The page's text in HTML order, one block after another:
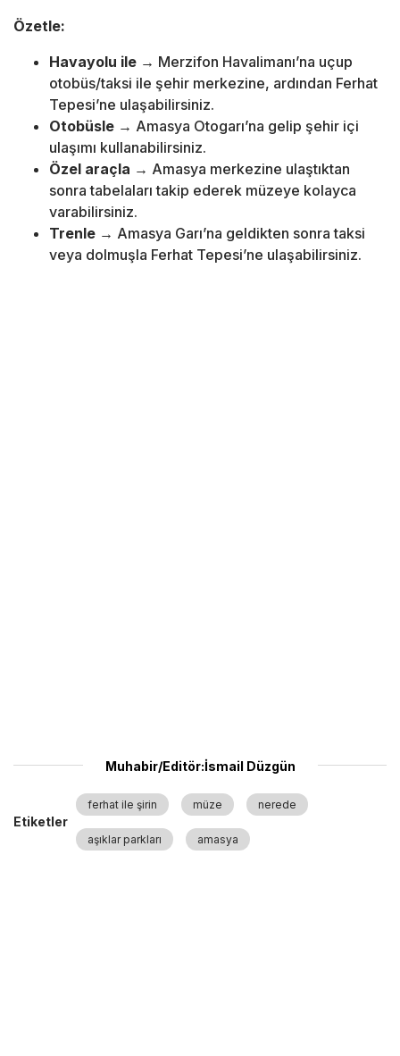
Özetle:
Havayolu ile → Merzifon Havalimanı’na uçup
otobüs/taksi ile şehir merkezine, ardından Ferhat
Tepesi’ne ulaşabilirsiniz.
Otobüsle → Amasya Otogarı’na gelip şehir içi
ulaşımı kullanabilirsiniz.
Özel araçla → Amasya merkezine ulaştıktan
sonra tabelaları takip ederek müzeye kolayca
varabilirsiniz.
Trenle → Amasya Garı’na geldikten sonra taksi
veya dolmuşla Ferhat Tepesi’ne ulaşabilirsiniz.
Muhabir/Editör:İsmail Düzgün
Etiketler
ferhat ile şirin müze nerede
aşıklar parkları amasya